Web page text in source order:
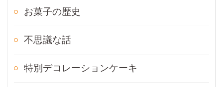
お菓子の歴史
不思議な話
特別デコレーションケーキ